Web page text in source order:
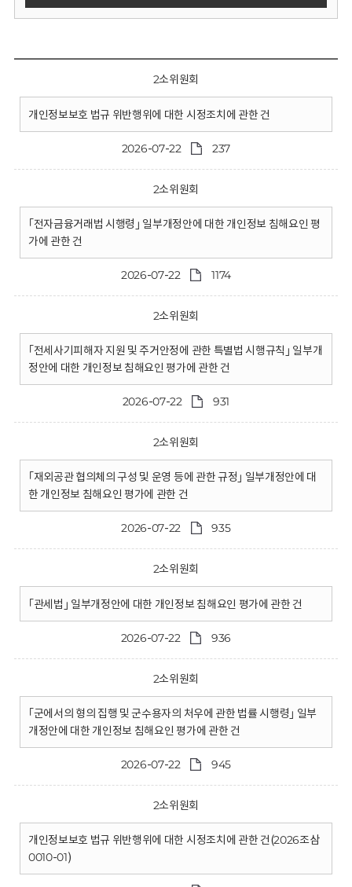
2소위원회
개인정보보호 법규 위반행위에 대한 시정조치에 관한 건
2026-07-22 237
2소위원회
｢전자금융거래법 시행령｣ 일부개정안에 대한 개인정보 침해요인 평
가에 관한 건
2026-07-22 1174
2소위원회
｢전세사기피해자 지원 및 주거안정에 관한 특별법 시행규칙｣ 일부개
정안에 대한 개인정보 침해요인 평가에 관한 건
2026-07-22 931
2소위원회
｢재외공관 협의체의 구성 및 운영 등에 관한 규정｣ 일부개정안에 대
한 개인정보 침해요인 평가에 관한 건
2026-07-22 935
2소위원회
｢관세법｣ 일부개정안에 대한 개인정보 침해요인 평가에 관한 건
2026-07-22 936
2소위원회
｢군에서의 형의 집행 및 군수용자의 처우에 관한 법률 시행령｣ 일부
개정안에 대한 개인정보 침해요인 평가에 관한 건
2026-07-22 945
2소위원회
개인정보보호 법규 위반행위에 대한 시정조치에 관한 건(2026조삼
0010-01)